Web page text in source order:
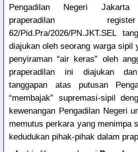
Pengadilan Negeri
praperadilan
62/Pid.Pra/2026/PN.JKT.SEL
diajukan oleh seorang warga sipil
penyiraman “air keras” oleh
praperadilan ini diajukan
tanggapan atas putusan
“membajak” supremasi-sipil
kewenangan Pengadilan Negeri
memutus perkara yang menimpa
kedudukan pihak-pihak dalam